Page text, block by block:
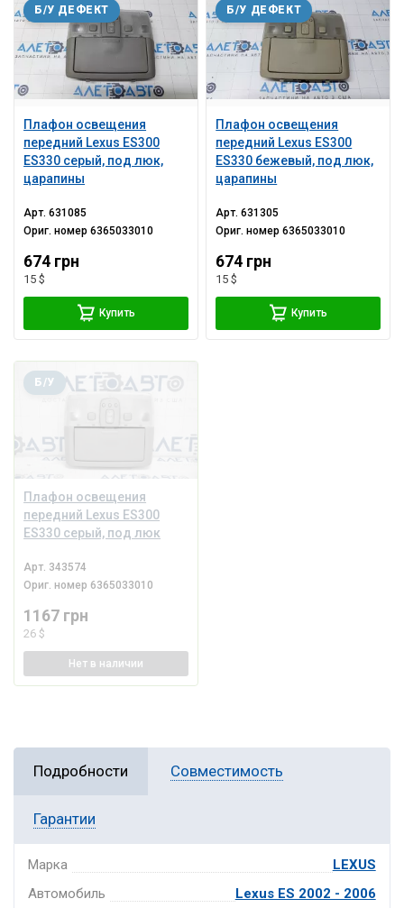
Плафон освещения
передний Lexus ES300
ES330 серый, под люк,
царапины
Б/У ДЕФЕКТ
Арт.631085
Ориг. номер6365033010
674 грн
15 $
Купить
Плафон освещения
передний Lexus ES300
ES330 бежевый, под люк,
царапины
Б/У ДЕФЕКТ
Арт.631305
Ориг. номер6365033010
674 грн
15 $
Купить
Плафон освещения
передний Lexus ES300
ES330 серый, под люк
Б/У
Арт. 343574
Ориг. номер 6365033010
1167 грн
26 $
Нет в наличии
Подробности Совместимость
Гарантии
Марка
LEXUS
Автомобиль
Lexus ES 2002 - 2006